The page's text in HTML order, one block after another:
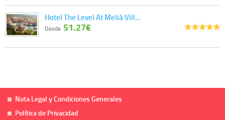
Hotel The Level At Meliá Vill…
Desde 51.27€
Nota Legal y Condiciones Generales
Política de Privacidad